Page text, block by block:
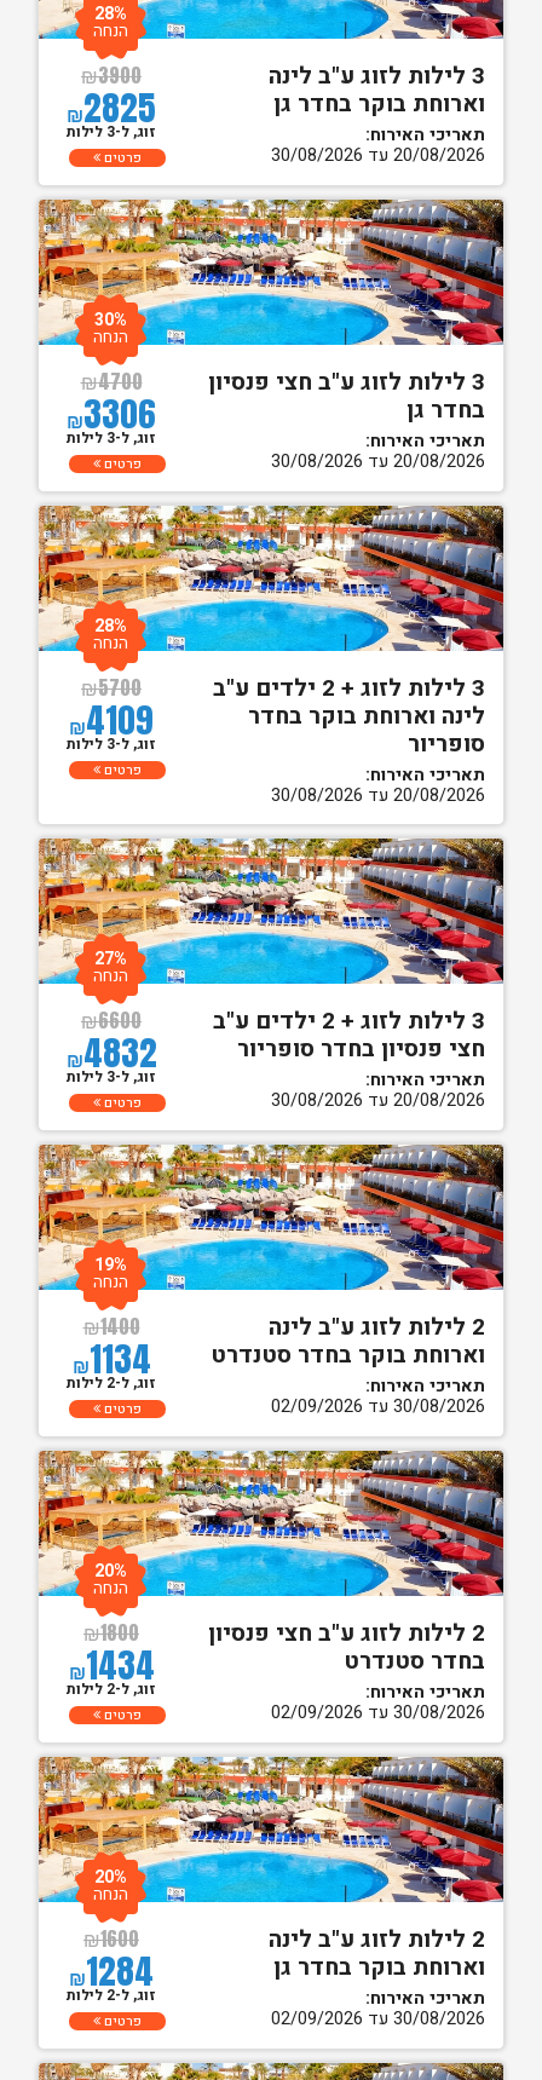
3 לילות לזוג ע"ב לינה
וארוחת בוקר בחדר גן
תאריכי האירוח:
20/08/2026 עד 30/08/2026
₪3900
₪2825
28%
הנחה
זוג, ל-3 לילות
פרטים
3 לילות לזוג ע"ב חצי פנסיון
בחדר גן
תאריכי האירוח:
20/08/2026 עד 30/08/2026
₪4700
₪3306
30%
הנחה
זוג, ל-3 לילות
פרטים
3 לילות לזוג + 2 ילדים ע"ב
לינה וארוחת בוקר בחדר
סופריור
תאריכי האירוח:
20/08/2026 עד 30/08/2026
₪5700
₪4109
28%
הנחה
זוג, ל-3 לילות
פרטים
3 לילות לזוג + 2 ילדים ע"ב
חצי פנסיון בחדר סופריור
תאריכי האירוח:
20/08/2026 עד 30/08/2026
₪6600
₪4832
27%
הנחה
זוג, ל-3 לילות
פרטים
2 לילות לזוג ע"ב לינה
וארוחת בוקר בחדר סטנדרט
תאריכי האירוח:
30/08/2026 עד 02/09/2026
₪1400
₪1134
19%
הנחה
זוג, ל-2 לילות
פרטים
2 לילות לזוג ע"ב חצי פנסיון
בחדר סטנדרט
תאריכי האירוח:
30/08/2026 עד 02/09/2026
₪1800
₪1434
20%
הנחה
זוג, ל-2 לילות
פרטים
2 לילות לזוג ע"ב לינה
וארוחת בוקר בחדר גן
תאריכי האירוח:
30/08/2026 עד 02/09/2026
₪1600
₪1284
20%
הנחה
זוג, ל-2 לילות
פרטים